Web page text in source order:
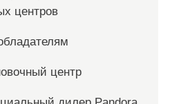
центров
центр